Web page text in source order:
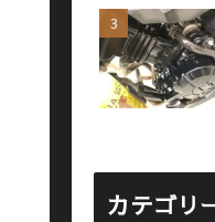
カテゴリ